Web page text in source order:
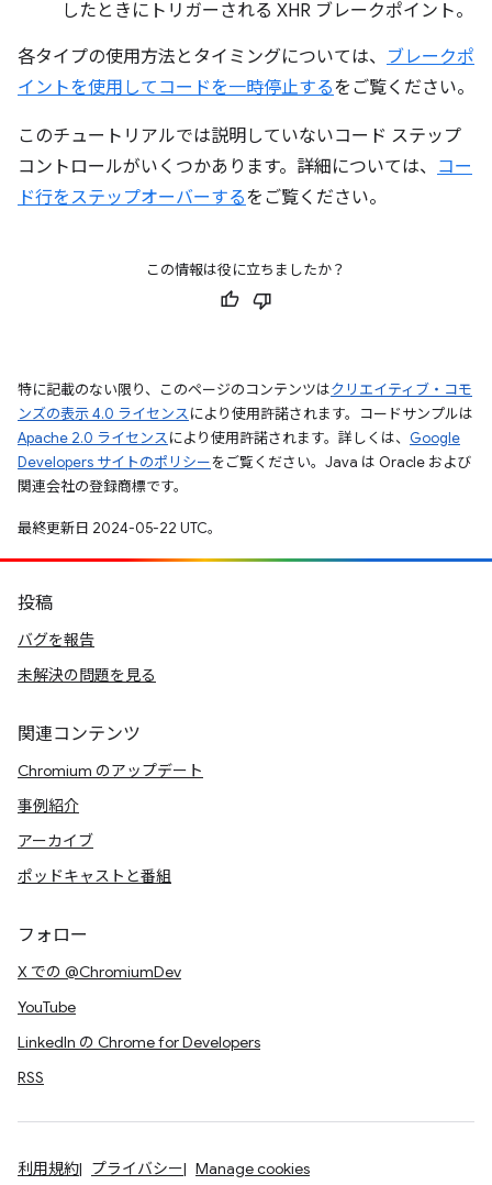
したときにトリガーされる XHR ブレークポイント。
各タイプの使用方法とタイミングについては、 ブレークポ
イントを使用してコードを一時停止するをご覧ください。
このチュートリアルでは説明していないコード ステップ
コントロールがいくつかあります。詳細については、 コー
ド行をステップオーバーするをご覧ください。
この情報は役に立ちましたか？
特に記載のない限り、このページのコンテンツはクリエイティブ・コモ
ンズの表示 4.0 ライセンスにより使用許諾されます。コードサンプルは
Apache 2.0 ライセンスにより使用許諾されます。詳しくは、 Google
Developers サイトのポリシーをご覧ください。Java は Oracle および
関連会社の登録商標です。
最終更新日 2024-05-22 UTC。
投稿
バグを報告
未解決の問題を見る
関連コンテンツ
Chromium のアップデート
事例紹介
アーカイブ
ポッドキャストと番組
フォロー
X での @ChromiumDev
YouTube
LinkedIn の Chrome for Developers
RSS
利用規約 プライバシー Manage cookies